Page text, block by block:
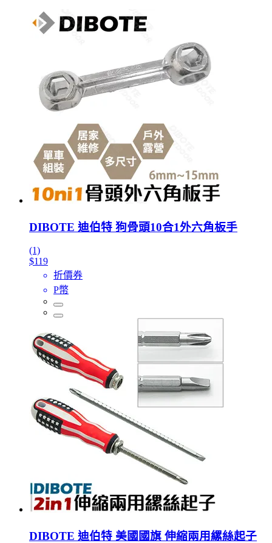
DIBOTE 迪伯特 狗骨頭10合1外六角板手
(1)
$119
折價券
P幣
DIBOTE 迪伯特 美國國旗 伸縮兩用縲絲起子